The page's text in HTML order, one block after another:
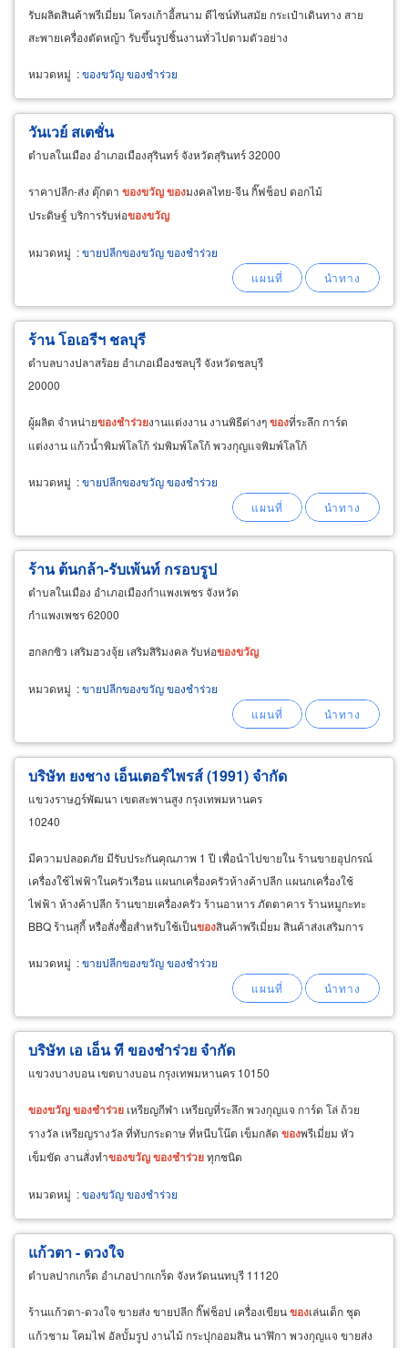
รับผลิตสินค้าพรีเมี่ยม โครงเก้าอี้สนาม ดีไซน์ทันสมัย กระเป๋าเดินทาง สาย
สะพายเครื่องตัดหญ้า รับขึ้นรูปชิ้นงานทั่วไปตามตัวอย่าง
หมวดหมู่ :ของขวัญ ของชำร่วย
วันเวย์ สเตชั่น
ตำบลในเมือง อำเภอเมืองสุรินทร์ จังหวัดสุรินทร์ 32000
ราคาปลีก-ส่ง ตุ๊กตา ของขวัญของมงคลไทย-จีน กิ๊ฟช็อป ดอกไม้
ประดิษฐ์ บริการรับห่อของขวัญ
หมวดหมู่ :ขายปลีกของขวัญ ของชำร่วย
ร้าน โอเอรีฯ ชลบุรี
ตำบลบางปลาสร้อย อำเภอเมืองชลบุรี จังหวัดชลบุรี
20000
ผู้ผลิต จำหน่ายของชำร่วยงานแต่งงาน งานพิธีต่างๆของที่ระลึก การ์ด
แต่งงาน แก้วน้ำพิมพ์โลโก้ ร่มพิมพ์โลโก้ พวงกุญแจพิมพ์โลโก้
หมวดหมู่ :ขายปลีกของขวัญ ของชำร่วย
ร้าน ต้นกล้า-รับเพ้นท์ กรอบรูป
ตำบลในเมือง อำเภอเมืองกำแพงเพชร จังหวัด
กำแพงเพชร 62000
ฮกลกซิว เสริมฮวงจุ้ย เสริมสิริมงคล รับห่อของขวัญ
หมวดหมู่ :ขายปลีกของขวัญ ของชำร่วย
บริษัท ยงชาง เอ็นเตอร์ไพรส์ (1991) จำกัด
แขวงราษฎร์พัฒนา เขตสะพานสูง กรุงเทพมหานคร
10240
มีความปลอดภัย มีรับประกันคุณภาพ 1 ปี เพื่อนำไปขายใน ร้านขายอุปกรณ์
เครื่องใช้ไฟฟ้าในครัวเรือน แผนกเครื่องครัวห้างค้าปลีก แผนกเครื่องใช้
ไฟฟ้า ห้างค้าปลีก ร้านขายเครื่องครัว ร้านอาหาร ภัตตาคาร ร้านหมูกะทะ
BBQ ร้านสุกี้ หรือสั่งซื้อสำหรับใช้เป็นของสินค้าพรีเมี่ยม สินค้าส่งเสริมการ
หมวดหมู่ :ขายปลีกของขวัญ ของชำร่วย
บริษัท เอ เอ็น ที ของชำร่วย จำกัด
แขวงบางบอน เขตบางบอน กรุงเทพมหานคร 10150
ของขวัญของชำร่วย เหรียญกีฬา เหรียญที่ระลึก พวงกุญแจ การ์ด โล่ ถ้วย
รางวัล เหรียญรางวัล ที่ทับกระดาษ ที่หนีบโน๊ต เข็มกลัด ของพรีเมี่ยม หัว
เข็มขัด งานสั่งทำของขวัญของชำร่วยทุกชนิด
หมวดหมู่ :ของขวัญ ของชำร่วย
แก้วตา - ดวงใจ
ตำบลปากเกร็ด อำเภอปากเกร็ด จังหวัดนนทบุรี 11120
ร้านแก้วตา-ดวงใจ ขายส่ง ขายปลีก กิ๊ฟช็อป เครื่องเขียนของเล่นเด็ก ชุด
แก้วชาม โคมไฟ อัลบั้มรูป งานไม้ กระปุกออมสิน นาฬิกา พวงกุญแจ ขายส่ง